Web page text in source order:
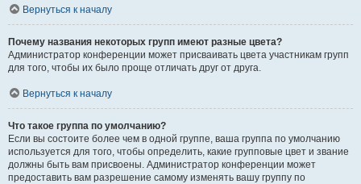
Вернуться к началу
Почему названия некоторых групп имеют разные цвета?
Администратор конференции может присваивать цвета участникам групп
для того, чтобы их было проще отличать друг от друга.
Вернуться к началу
Что такое группа по умолчанию?
Если вы состоите более чем в одной группе, ваша группа по умолчанию
используется для того, чтобы определить, какие групповые цвет и звание
должны быть вам присвоены. Администратор конференции может
предоставить вам разрешение самому изменять вашу группу по